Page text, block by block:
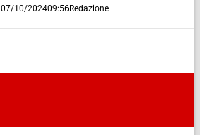
07/10/202409:56Redazione